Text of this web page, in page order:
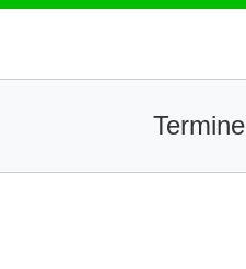
Termine